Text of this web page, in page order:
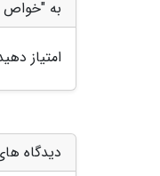
به "خواص
امتیاز
دیدگاه